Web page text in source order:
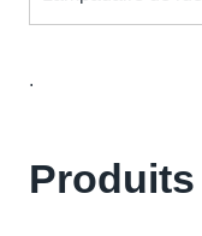
.